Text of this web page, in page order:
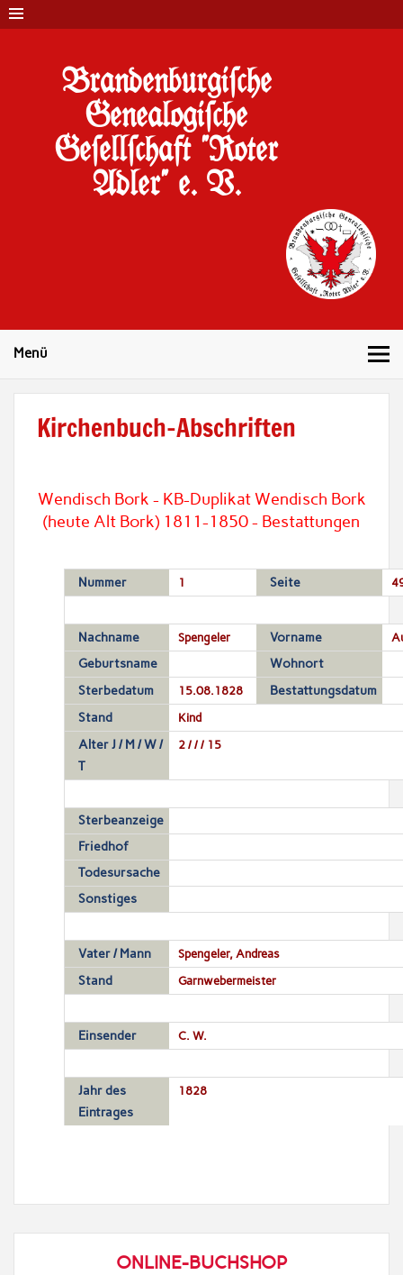
Brandenburgi#che
Genealogi#che
Ge#ell#chaft "Roter
Adler" e. V.
Menü
Kirchenbuch-Abschriften
Wendisch Bork - KB-Duplikat Wendisch Bork
(heute Alt Bork) 1811-1850 - Bestattungen
Nummer 1 Seite
Nachname Spengeler Vorname
Geburtsname
Wohnort
Sterbedatum
15.08.1828
Bestattungsdatum
Stand
Kind
Alter J / M / W /
T
2 / / / 15
Sterbeanzeige
Friedhof
Todesursache
Sonstiges
Vater / Mann Spengeler, Andreas
Stand Garnwebermeister
Einsender C. W.
Jahr des
Eintrages
1828
ONLINE-BUCHSHOP